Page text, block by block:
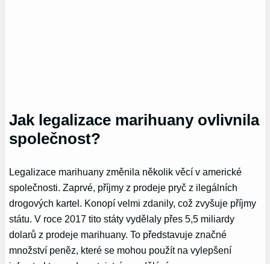
Jak legalizace marihuany ovlivnila
společnost?
Legalizace marihuany změnila několik věcí v americké
společnosti. Zaprvé, příjmy z prodeje pryč z ilegálních
drogových kartel. Konopí velmi zdanily, což zvyšuje příjmy
státu. V roce 2017 tito státy vydělaly přes 5,5 miliardy
dolarů z prodeje marihuany. To představuje značné
množství peněz, které se mohou použít na vylepšení